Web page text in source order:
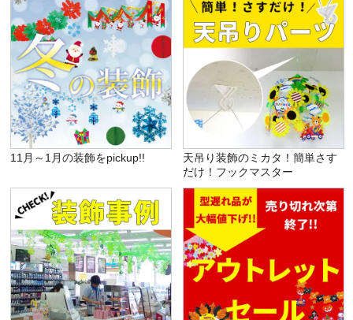
11月～1月の装飾をpickup!!
天吊り装飾のミカタ！簡単さす
だけ！フックマスター